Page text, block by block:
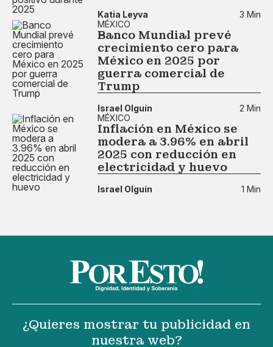
Katia Leyva
3 Min
MÉXICO
Banco Mundial prevé
crecimiento cero para
México en 2025 por
guerra comercial de
Trump
Israel Olguín
2 Min
MÉXICO
Inflación en México se
modera a 3.96% en abril
2025 con reducción en
electricidad y huevo
Israel Olguín 1 Min
¿Quieres mostrar tu publicidad en
nuestra web?